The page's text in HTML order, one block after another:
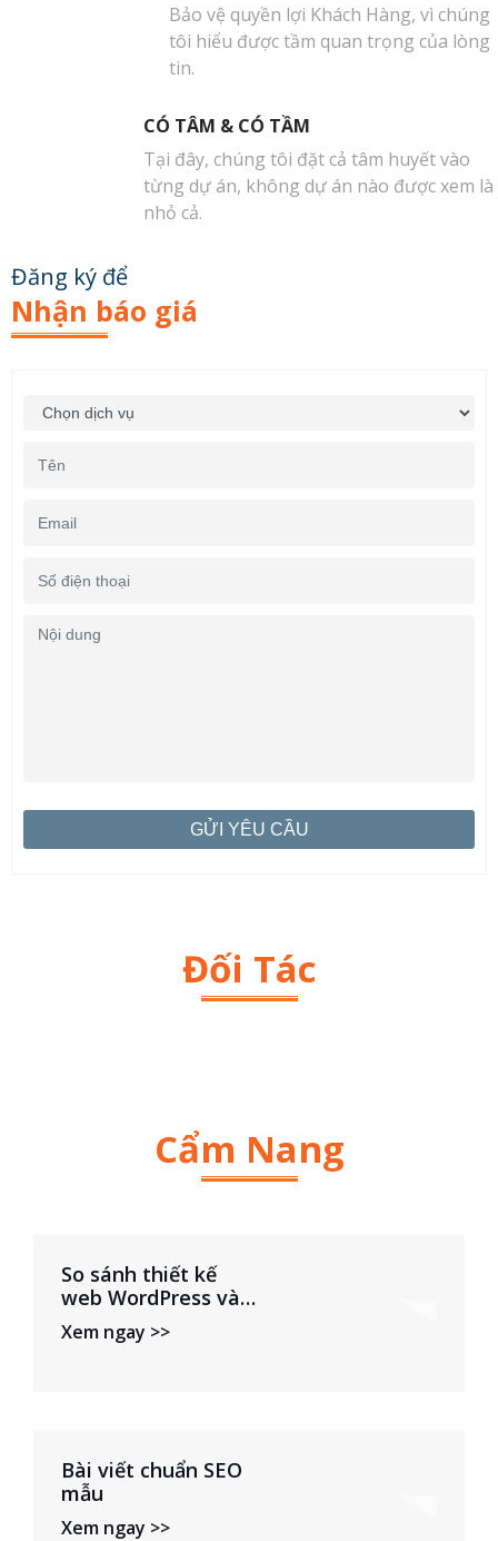
Bảo vệ quyền lợi Khách Hàng, vì chúng
tôi hiểu được tầm quan trọng của lòng
tin.
CÓ TÂM & CÓ TẦM
Tại đây, chúng tôi đặt cả tâm huyết vào
từng dự án, không dự án nào được xem là
nhỏ cả.
Đăng ký để
Nhận báo giá
Đối Tác
Cẩm Nang
So sánh thiết kế
web WordPress và
web code tay PHP
Xem ngay >>
Bài viết chuẩn SEO
mẫu
Xem ngay >>